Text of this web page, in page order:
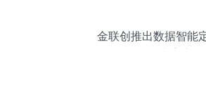
金联创推出数据智能